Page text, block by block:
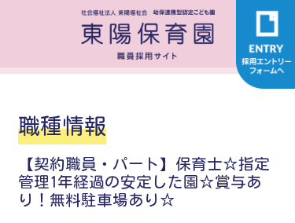
職種情報
【契約職員・パート】保育士☆指定
管理1年経過の安定した園☆賞与あ
り！無料駐車場あり☆